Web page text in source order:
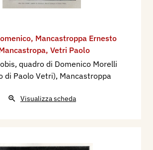
, Mancastroppa Ernesto
, Vetri Paolo
quadro di Domenico Morelli
di Paolo Vetri), Mancastroppa
Visualizza scheda